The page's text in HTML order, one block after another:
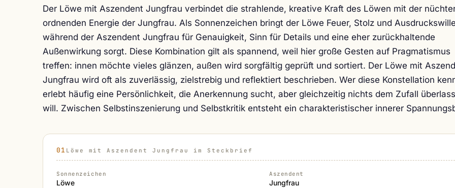
Der Löwe mit Aszendent Jungfrau verbindet die strahlende, kreative Kraft des Löwen mit der
ordnenden Energie der Jungfrau. Als Sonnenzeichen bringt der Löwe Feuer, Stolz und
während der Aszendent Jungfrau für Genauigkeit, Sinn für Details und eine eher zurückhaltende
Außenwirkung sorgt. Diese Kombination gilt als spannend, weil hier große Gesten auf Pragmatismus
treffen: innen möchte vieles glänzen, außen wird sorgfältig geprüft und sortiert. Der Löwe mit
Jungfrau wird oft als zuverlässig, zielstrebig und reflektiert beschrieben. Wer diese Konstellation
erlebt häufig eine Persönlichkeit, die Anerkennung sucht, aber gleichzeitig nichts dem Zufall
will. Zwischen Selbstinszenierung und Selbstkritik entsteht ein charakteristischer innerer
Löwe mit Aszendent Jungfrau im Steckbrief
Sonnenzeichen
Löwe
Aszendent
Jungfrau